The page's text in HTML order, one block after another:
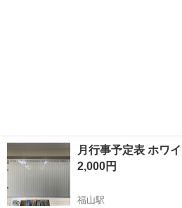
月行事予定表 ホワ
2,000円
福山駅